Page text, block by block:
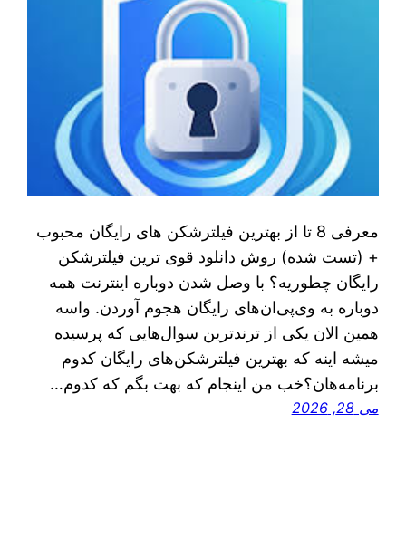
معرفی 8 تا از بهترین فیلترشکن های رایگان محبوب
+ (تست شده) روش‌ دانلود قوی ترین فیلترشکن
رایگان چطوریه؟ با وصل شدن دوباره اینترنت همه
دوباره به وی‌پی‌ان‌های رایگان هجوم آوردن. واسه
همین الان یکی از ترندترین سوال‌هایی که پرسیده
میشه اینه که بهترین فیلترشکن‌های رایگان کدوم
برنامه‌هان؟خب من اینجام که بهت بگم که کدوم…
می 28, 2026